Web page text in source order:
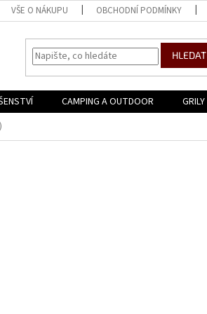
VŠE O NÁKUPU OBCHODNÍ PODMÍNKY
HLEDAT
CAMPING A OUTDOOR GRILY